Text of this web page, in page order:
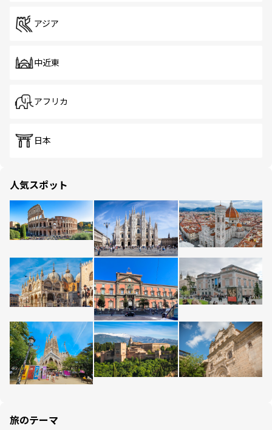
アジア
中近東
アフリカ
日本
人気スポット
旅のテーマ